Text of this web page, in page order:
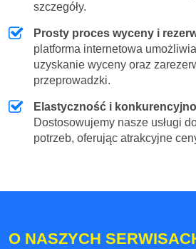
szczegóły.
Prosty proces wyceny i
platforma internetowa
uzyskanie wyceny oraz
przeprowadzki.
Elastyczność i
Dostosowujemy nasze usługi
potrzeb, oferując atrakcyjne
O NASZYCH